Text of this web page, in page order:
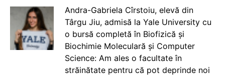
Andra-Gabriela Cîrstoiu, elevă din
Târgu Jiu, admisă la Yale University cu
o bursă completă în Biofizică și
Biochimie Moleculară și Computer
Science: Am ales o facultate în
străinătate pentru că pot deprinde noi